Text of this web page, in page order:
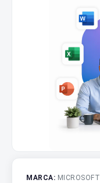
MARCA: MICROSOFT